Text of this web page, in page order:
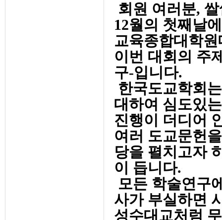
회원 여러분,
12월의 첫째날
교육종합대학
이번 대회의 주
구-입니다.
한국도교학회
대하여 심도있
진행이 더디어
여러 도교문헌
당을 펼치고자
이 듭니다.
모든 학술연구
사가 부실하면
성수대교처럼